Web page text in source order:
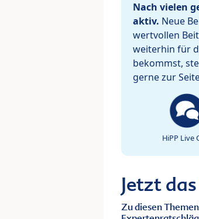
Nach vielen
aktiv. Neue
wertvollen
weiterhin für
bekommst,
gerne zur
HiPP Live
Jetzt
Zu diesen